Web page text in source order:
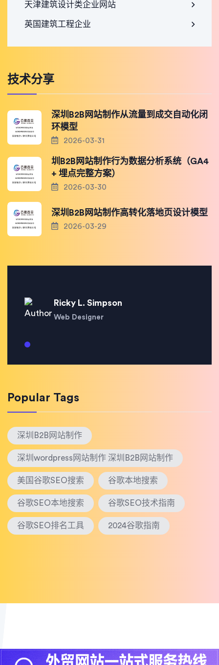
天津建筑设计类企业网站
英国建筑工程企业
技术分享
深圳B2B网站制作从流量到成交自动化闭
环模型
2026-03-31
圳B2B网站制作行为数据分析系统（GA4
+ 埋点完整方案）
2026-03-30
深圳B2B网站制作高转化落地页设计模型
2026-03-29
Ricky L. Simpson
Web Designer
Popular Tags
深圳B2B网站制作
深圳wordpress网站制作 深圳B2B网站制作
美国谷歌SEO搜索 谷歌本地搜索
谷歌SEO本地搜索 谷歌SEO技术指南
谷歌SEO排名工具 2024谷歌指南